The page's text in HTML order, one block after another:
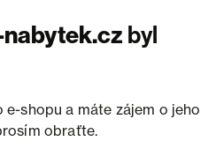
byl
shopu a máte zájem o jeho
obraťte.